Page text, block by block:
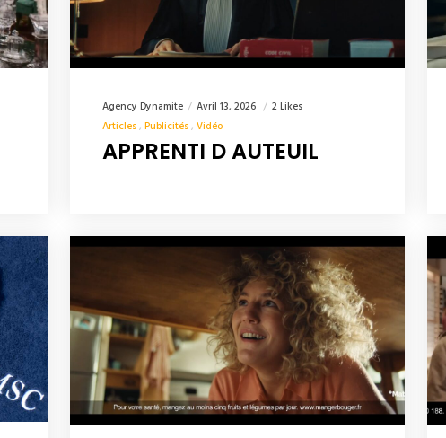
Agency Dynamite Avril 13, 2026
2 Likes
Articles Publicités Vidéo
APPRENTI D AUTEUIL